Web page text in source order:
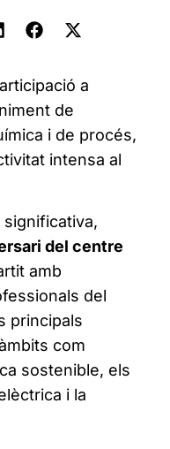
a
de
i de procés,
intensa al
del centre
amb
del
principals
com
sostenible, els
i la